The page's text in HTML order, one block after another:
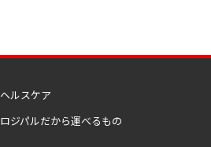
ヘルスケア
ロジパルだから運べるもの